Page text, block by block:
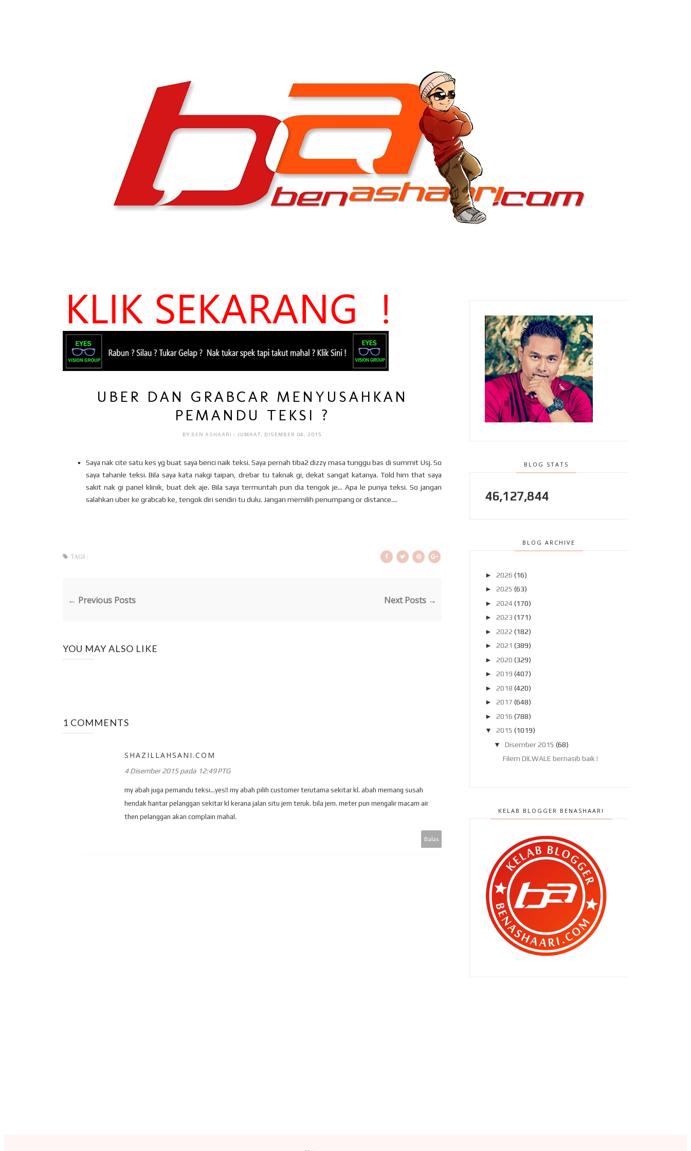
UBER DAN GRABCAR MENYUSAHKAN
PEMANDU TEKSI ?
BY BEN ASHAARI - JUMAAT, DISEMBER 04, 2015
Saya nak cite satu kes yg buat saya benci naik teksi. Saya pernah tiba2 dizzy masa tunggu bas di summit Usj. So
saya tahanle teksi. Bila saya kata nakgi taipan, drebar tu taknak gi, dekat sangat katanya. Told him that saya
sakit nak gi panel klinik, buat dek aje. Bila saya termuntah pun dia tengok je... Apa le punya teksi. So jangan
salahkan uber ke grabcab ke, tengok diri sendiri tu dulu. Jangan memilih penumpang or distance....
TAGS :
← Previous Posts Next Posts →
YOU MAY ALSO LIKE
1 COMMENTS
SHAZILLAHSANI.COM
4 Disember 2015 pada 12:49 PTG
my abah juga pemandu teksi...yes!! my abah pilih customer terutama sekitar kl. abah memang susah
hendak hantar pelanggan sekitar kl kerana jalan situ jem teruk. bila jem. meter pun mengalir macam air
then pelanggan akan complain mahal.
Balas
BLOG STATS
46,127,844
BLOG ARCHIVE
► 2026 (16)
► 2025 (63)
► 2024 (170)
► 2023 (171)
► 2022 (182)
► 2021 (389)
► 2020 (329)
► 2019 (407)
► 2018 (420)
► 2017 (648)
► 2016 (788)
▼
2015 (1019)
▼
Disember 2015 (68)
Filem DILWALE bernasib baik !
Ten atau Al Quran ?
Kontrak Duta Cosmoderm
dilanjutkan !
Buat dua kerja bagi menampung
kewangan !
Heroes Mens Wash : Produk khas
untuk lelaki !
Kalau mereka sepakat !
Aku botak kepala sebab kutu ..
KELAB BLOGGER BENASHAARI